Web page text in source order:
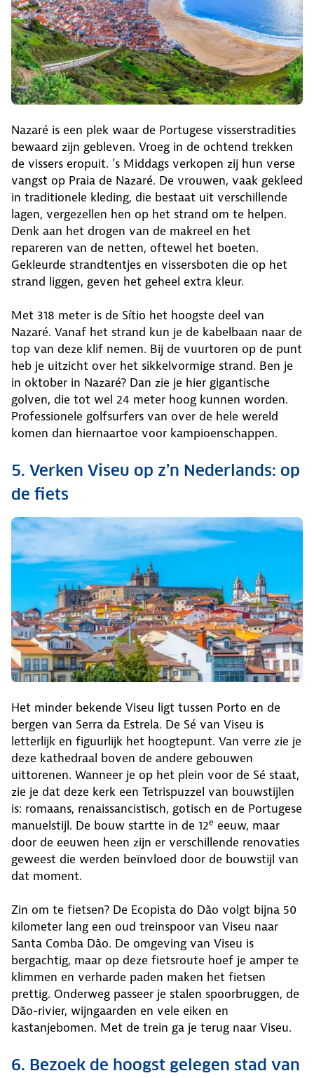
Nazaré is een plek waar de Portugese visserstradities
bewaard zijn gebleven. Vroeg in de ochtend trekken
de vissers eropuit. ’s Middags verkopen zij hun verse
vangst op Praia de Nazaré. De vrouwen, vaak gekleed
in traditionele kleding, die bestaat uit verschillende
lagen, vergezellen hen op het strand om te helpen.
Denk aan het drogen van de makreel en het
repareren van de netten, oftewel het boeten.
Gekleurde strandtentjes en vissersboten die op het
strand liggen, geven het geheel extra kleur.
Met 318 meter is de Sítio het hoogste deel van
Nazaré. Vanaf het strand kun je de kabelbaan naar de
top van deze klif nemen. Bij de vuurtoren op de punt
heb je uitzicht over het sikkelvormige strand. Ben je
in oktober in Nazaré? Dan zie je hier gigantische
golven, die tot wel 24 meter hoog kunnen worden.
Professionele golfsurfers van over de hele wereld
komen dan hiernaartoe voor kampioenschappen.
5. Verken Viseu op z’n Nederlands: op
de fiets
Het minder bekende Viseu ligt tussen Porto en de
bergen van Serra da Estrela. De Sé van Viseu is
letterlijk en figuurlijk het hoogtepunt. Van verre zie je
deze kathedraal boven de andere gebouwen
uittorenen. Wanneer je op het plein voor de Sé staat,
zie je dat deze kerk een Tetrispuzzel van bouwstijlen
is: romaans, renaissancistisch, gotisch en de Portugese
manuelstijl. De bouw startte in de 12e eeuw, maar
door de eeuwen heen zijn er verschillende renovaties
geweest die werden beïnvloed door de bouwstijl van
dat moment.
Zin om te fietsen? De Ecopista do Dão volgt bijna 50
kilometer lang een oud treinspoor van Viseu naar
Santa Comba Dão. De omgeving van Viseu is
bergachtig, maar op deze fietsroute hoef je amper te
klimmen en verharde paden maken het fietsen
prettig. Onderweg passeer je stalen spoorbruggen, de
Dão-rivier, wijngaarden en vele eiken en
kastanjebomen. Met de trein ga je terug naar Viseu.
6. Bezoek de hoogst gelegen stad van